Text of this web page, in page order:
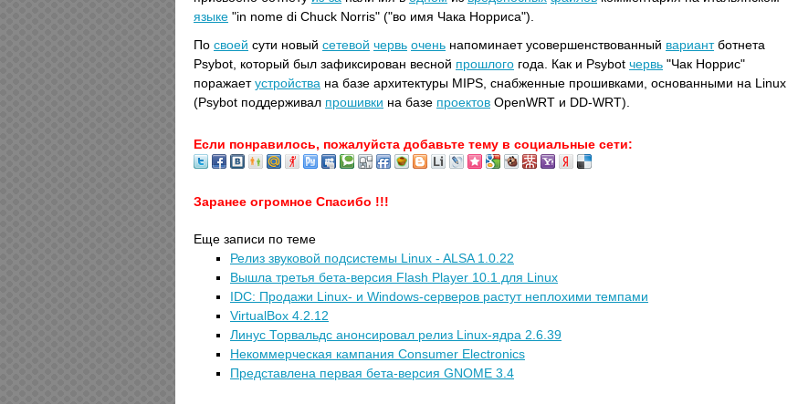
языке "in nome di Chuck Norris" ("во имя Чака Норриса").
По своей сути новый сетевой червь очень напоминает усовершенствованный вариантботнета
Psybot, который был зафиксирован весной прошлого года. Как и Psybot червь "Чак Норрис"
поражаетустройства на базе архитектуры MIPS, снабженные прошивками, основанными на Linux
(Psybot поддерживал прошивки на базе проектов OpenWRT и DD-WRT).
Если понравилось, пожалуйста добавьте тему в социальные сети:
Заранее огромное Спасибо !!!
Еще записи по теме
Релиз звуковой подсистемы Linux - ALSA 1.0.22
Вышла третья бета-версия Flash Player 10.1 для Linux
IDC: Продажи Linux- и Windows-серверов растут неплохими темпами
VirtualBox 4.2.12
Линус Торвальдс анонсировал релиз Linux-ядра 2.6.39
Некоммерческая кампания Consumer Electronics
Представлена первая бета-версия GNOME 3.4